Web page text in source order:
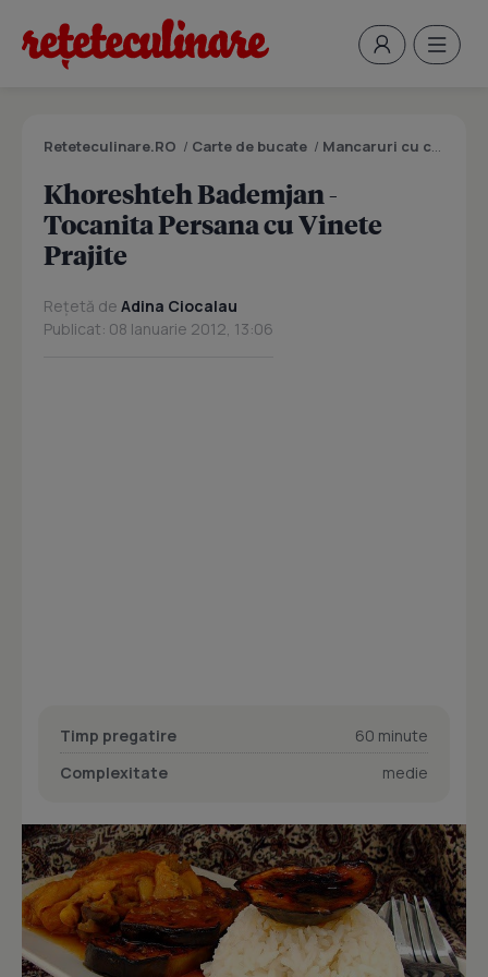
Reteteculinare.RO / Carte de bucate / Mancaruri cu carne
Khoreshteh Bademjan -
Tocanita Persana cu Vinete
Prajite
Rețetă de Adina Ciocalau
Publicat: 08 Ianuarie 2012, 13:06
Timp pregatire
60 minute
Complexitate
medie